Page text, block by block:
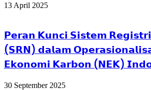
13 April 2025
𝗣𝗲𝗿𝗮𝗻 𝗞𝘂𝗻𝗰𝗶 𝗦𝗶𝘀𝘁𝗲𝗺
(𝗦𝗥𝗡) 𝗱𝗮𝗹𝗮𝗺
𝗘𝗸𝗼𝗻𝗼𝗺𝗶 𝗞𝗮𝗿𝗯𝗼𝗻 (𝗡𝗘𝗞)
30 September 2025